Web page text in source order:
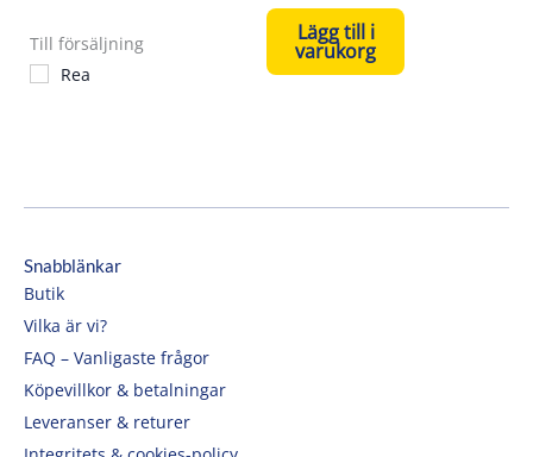
Till försäljning
Rea
Lägg till i
varukorg
Snabblänkar
Butik
Vilka är vi?
FAQ – Vanligaste frågor
Köpevillkor & betalningar
Leveranser & returer